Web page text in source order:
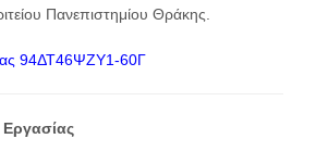
Πανεπιστημίου Θράκης.
94ΔΤ46ΨΖΥ1-60Γ